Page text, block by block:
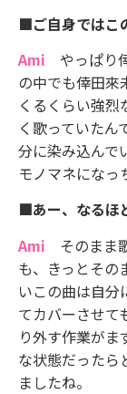
■ご自身ではこ
Ami やっぱり
の中でも倖田來
くるくらい強
く歌っていたん
分に染み込んで
モノマネになっ
■あー、なるほ
Ami そのまま
も、きっとその
いこの曲は自分
てカバーさせて
り外す作業がま
な状態だったら
ましたね。